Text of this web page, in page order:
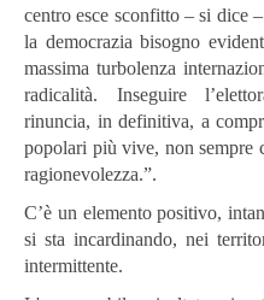
centro esce sconfitto – si dice
la democrazia bisogno
massima turbolenza
radicalità. Inseguire
rinuncia, in definitiva, a
popolari più vive, non sempre
ragionevolezza.”.
C’è un elemento positivo,
si sta incardinando, nei
intermittente.